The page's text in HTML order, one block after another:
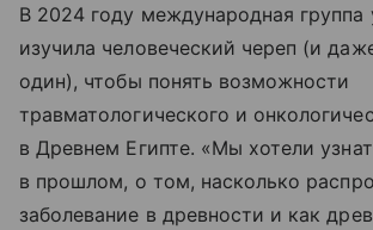
В 2024 году международная группа
изучила человеческий череп (и
один), чтобы понять возможности
травматологического и
в Древнем Египте. «Мы хотели
в прошлом, о том, насколько
заболевание в древности и как